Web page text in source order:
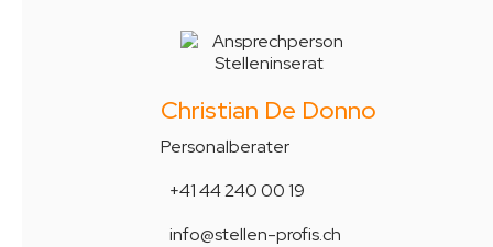
Christian De Donno
Personalberater
+41 44 240 00 19
info@stellen-profis.ch